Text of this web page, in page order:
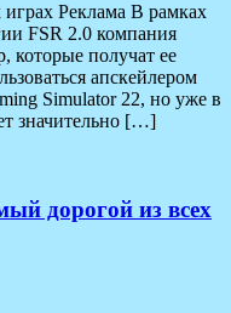
играх Реклама В рамках
FSR 2.0 компания
которые получат ее
апскейлером
Simulator 22, но уже в
значительно […]
дорогой из всех